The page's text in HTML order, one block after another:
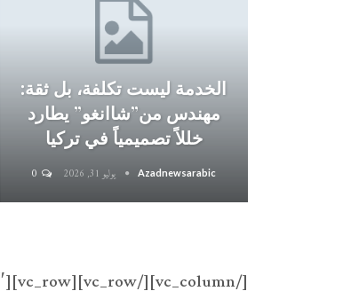
الخدمة ليست تكلفة، بل ثقة:
مهندس من”شاانغو” يطارد
خللاً تصميمياً في تركيا
Azadnewsarabic يوليو 31, 2026
[/vc_column][/vc_row][vc_row][vc_column width=”2/3″][vc_row_inner][vc_column_inner width=”1/2″]